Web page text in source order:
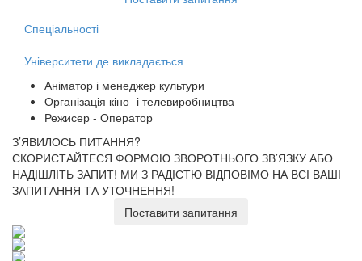
Спеціальності
Університети де викладається
Аніматор і менеджер культури
Організація кіно- і телевиробництва
Режисер - Оператор
З’ЯВИЛОСЬ ПИТАННЯ?
СКОРИСТАЙТЕСЯ ФОРМОЮ ЗВОРОТНЬОГО ЗВ’ЯЗКУ АБО
НАДІШЛІТЬ ЗАПИТ! МИ З РАДІСТЮ ВІДПОВІМО НА ВСІ ВАШІ
ЗАПИТАННЯ ТА УТОЧНЕННЯ!
Поставити запитання